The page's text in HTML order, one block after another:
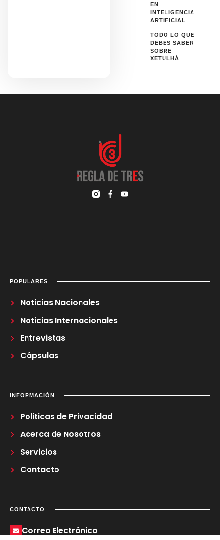
EN
INTELIGENCIA
ARTIFICIAL
TODO LO QUE
DEBES SABER
SOBRE
XETULHÁ
POPULARES
Noticias Nacionales
Noticias Internacionales
Entrevistas
Cápsulas
INFORMACIÓN
Politicas de Privacidad
Acerca de Nosotros
Servicios
Contacto
CONTACTO
Correo Electrónico